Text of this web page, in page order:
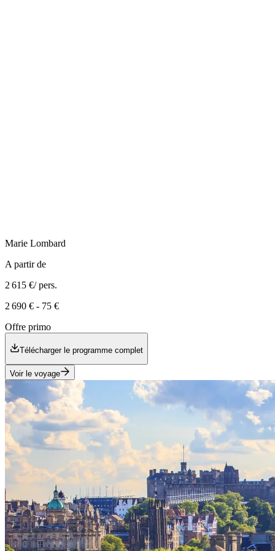
Marie Lombard
A partir de
2 615 €/ pers.
2 690 € - 75 €
Offre primo
Télécharger le programme complet
Voir le voyage